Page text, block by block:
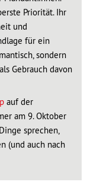
Priorität. Ihr
und
für ein
sondern
Gebrauch davon
auf der
am 9. Oktober
sprechen,
(und auch nach